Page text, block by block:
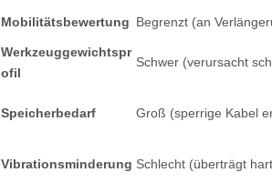
Mobilitätsbewertung Begrenzt (an
Werkzeuggewichtspr
ofil
Schwer (verursacht
Speicherbedarf Groß (sperrige Kabel
Vibrationsminderung Schlecht (überträgt